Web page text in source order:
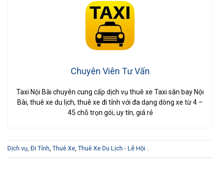
Chuyên Viên Tư Vấn
Taxi Nội Bài chuyên cung cấp dịch vụ thuê xe Taxi sân bay Nội
Bài, thuê xe du lịch, thuê xe đi tỉnh với đa dạng dòng xe từ 4 –
45 chỗ trọn gói, uy tín, giá rẻ
Dịch vụ, Đi Tỉnh, Thuê Xe, Thuê Xe Du Lịch - Lễ Hội .